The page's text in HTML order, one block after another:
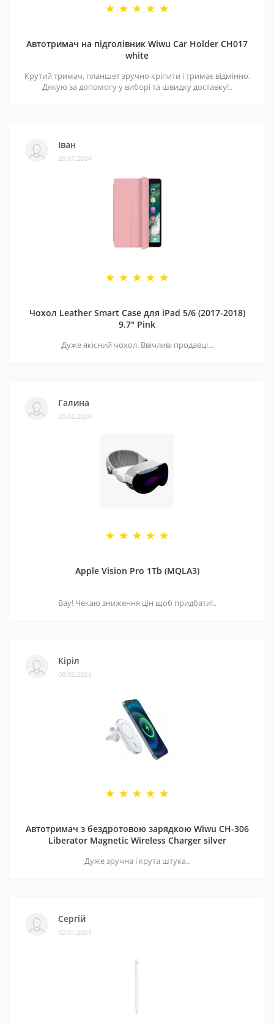
Автотримач на підголівник Wiwu Car Holder CH017
white
Крутий тримач, планшет зручно кріпити і тримає відмінно.
Дякую за допомогу у виборі та швидку доставку!..
Іван
20.07.2024
Чохол Leather Smart Case для iPad 5/6 (2017-2018)
9.7" Pink
Дуже якісний чохол. Ввічливі продавці...
Галина
20.02.2024
Apple Vision Pro 1Tb (MQLA3)
Вау! Чекаю зниження цін щоб придбати!..
Кіріл
08.02.2024
Автотримач з бездротовою зарядкою Wiwu CH-306
Liberator Magnetic Wireless Charger silver
Дуже зручна і крута штука..
Сергій
02.01.2024